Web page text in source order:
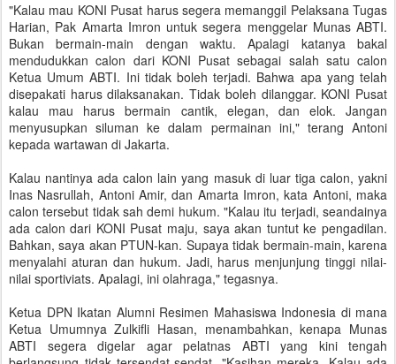
"Kalau mau KONI Pusat harus segera memanggil Pelaksana Tugas
Harian, Pak Amarta Imron untuk segera menggelar Munas ABTI.
Bukan bermain-main dengan waktu. Apalagi katanya bakal
mendudukkan calon dari KONI Pusat sebagai salah satu calon
Ketua Umum ABTI. Ini tidak boleh terjadi. Bahwa apa yang telah
disepakati harus dilaksanakan. Tidak boleh dilanggar. KONI Pusat
kalau mau harus bermain cantik, elegan, dan elok. Jangan
menyusupkan siluman ke dalam permainan ini," terang Antoni
kepada wartawan di Jakarta.
Kalau nantinya ada calon lain yang masuk di luar tiga calon, yakni
Inas Nasrullah, Antoni Amir, dan Amarta Imron, kata Antoni, maka
calon tersebut tidak sah demi hukum. "Kalau itu terjadi, seandainya
ada calon dari KONI Pusat maju, saya akan tuntut ke pengadilan.
Bahkan, saya akan PTUN-kan. Supaya tidak bermain-main, karena
menyalahi aturan dan hukum. Jadi, harus menjunjung tinggi nilai-
nilai sportiviats. Apalagi, ini olahraga," tegasnya.
Ketua DPN Ikatan Alumni Resimen Mahasiswa Indonesia di mana
Ketua Umumnya Zulkifli Hasan, menambahkan, kenapa Munas
ABTI segera digelar agar pelatnas ABTI yang kini tengah